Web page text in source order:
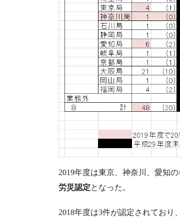
2019年度は東京、神奈川、愛知
労災認定となった。
2018年度は3件が認定されており